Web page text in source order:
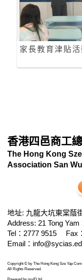
家長教育津貼
香港四邑商工
The Hong Kong
Association San
地址: 九龍大坑東棠蔭
Address: 21 Tong
Tel：2777 9515
Fax
Email：
Copyright © by The Hong Kong Sze Yap
All Rights Reserved.